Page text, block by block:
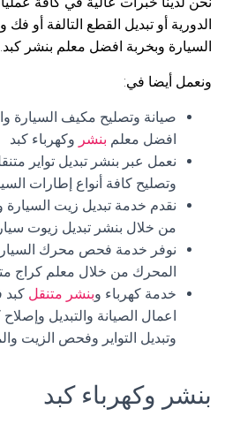
الدورية أو تبديل القطع التالفة أو فك و
السيارة وبخربة افضل معلم بنشر كبد.
ونعمل أيضا في:
صيانة وتصليح مكيف السيارة
افضل معلم بنشر وكهرباء كبد
نعمل عبر بنشر تبديل تواير
وتصليح كافة أنواع إطارات
نقدم خدمة تبديل زيت السيارة
من خلال بنشر تبديل زيوت
نوفر خدمة فحص محرك
المحرك من خلال معلم كراج
خدمة كهرباء وبنشر متنقل كبد
اعمال الصيانة والتبديل
وتبديل التواير وفحص الزيت
بنشر وكهرباء كبد